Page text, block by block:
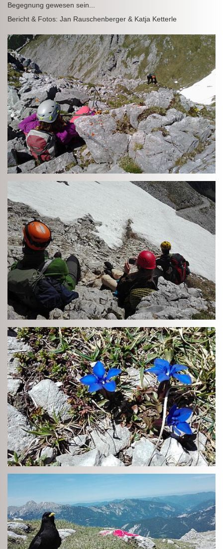
Begegnung gewesen sein...
Bericht & Fotos: Jan Rauschenberger & Katja Ketterle